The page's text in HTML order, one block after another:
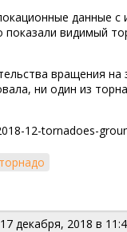
видимый
вращения
ни один из
12-tornadoes-
17 декабря, 2018 в